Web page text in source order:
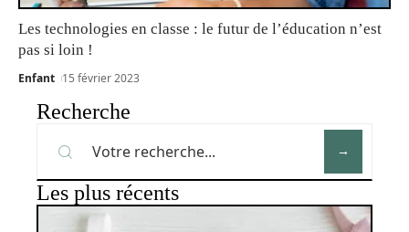
Les technologies en classe : le futur de l’éducation n’est
pas si loin !
Enfant 15 février 2023
Recherche
Les plus récents